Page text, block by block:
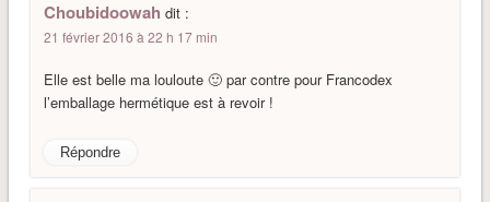
Choubidoowah dit :
21 février 2016 à 22 h 17 min
Elle est belle ma louloute 🙂 par contre pour Francodex
l’emballage hermétique est à revoir !
Répondre